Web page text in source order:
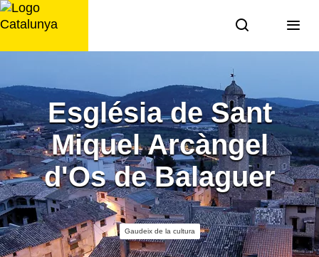
Saltar
al
Església de Sant
Miquel Arcàngel
d'Os de Balaguer
Gaudeix de la cultura